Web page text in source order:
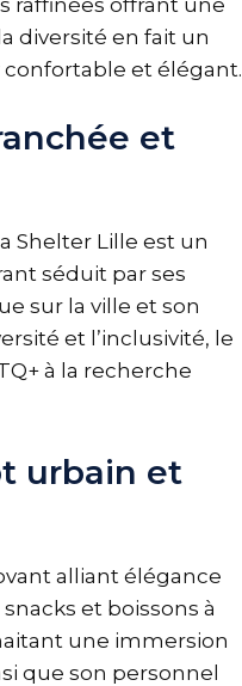
diversité en fait un
et élégant.
et
Shelter Lille est un
séduit par ses
sur la ville et son
et l’inclusivité, le
à la recherche
urbain et
alliant élégance
et boissons à
une immersion
que son personnel